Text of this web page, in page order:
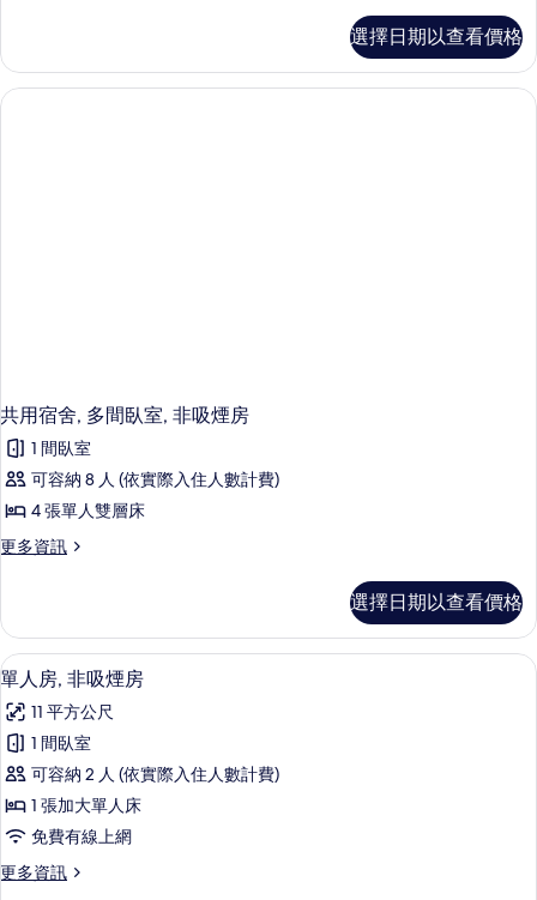
的
所
Room
Upper
Floor
選擇日期以查看價格
共用宿舍, 多間臥室, 非吸煙房
1 間臥室
可容納 8 人 (依實際入住人數計費)
4 張單人雙層床
更多資訊
更
宿
舍,
多
臥
室,
非
吸
煙
房
的
詳
選擇日期以查看價格
顯
示
單
人
房,
非
煙
6
單人房, 非吸煙房
11 平方公尺
1 間臥室
可容納 2 人 (依實際入住人數計費)
1 張加大單人床
免費有線上網
更多資訊
更